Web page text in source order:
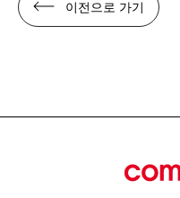
이전으로 가기